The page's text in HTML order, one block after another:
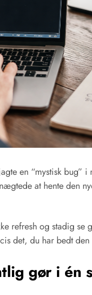
en “mystisk bug”
at hente den
refresh og stadig
det, du har bedt
gør i én